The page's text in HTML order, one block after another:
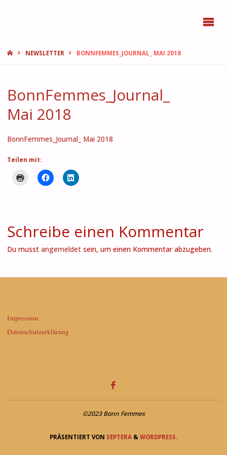
STARTNEWSLETTER BONNFEMMES_JOURNAL_ MAI 2018
BonnFemmes_Journal_
Mai 2018
BonnFemmes_Journal_ Mai 2018
Teilen mit:
Schreibe einen Kommentar
Du musst angemeldetsein, um einen Kommentar abzugeben.
Impressum
Datenschutzerklärung
©2023 Bonn Femmes
PRÄSENTIERT VON SEPTERA & WORDPRESS.